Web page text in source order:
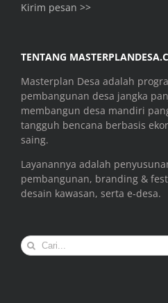
Kirim pesan >>
TENTANG
Masterplan Desa adalah
pembangunan desa jangka
membangun desa mandiri
tangguh bencana berbasis
saing.
Layanannya adalah
pembangunan, branding &
desain kawasan, serta e-desa.
Search
for: